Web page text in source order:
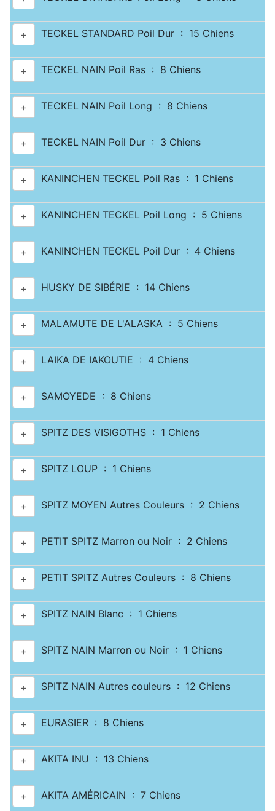
+ TECKEL STANDARD Poil Dur : 15 Chiens
+ TECKEL NAIN Poil Ras : 8 Chiens
+ TECKEL NAIN Poil Long : 8 Chiens
+ TECKEL NAIN Poil Dur : 3 Chiens
+ KANINCHEN TECKEL Poil Ras : 1 Chiens
+ KANINCHEN TECKEL Poil Long : 5 Chiens
+ KANINCHEN TECKEL Poil Dur : 4 Chiens
+ HUSKY DE SIBÉRIE : 14 Chiens
+ MALAMUTE DE L'ALASKA : 5 Chiens
+ LAIKA DE IAKOUTIE : 4 Chiens
+ SAMOYEDE : 8 Chiens
+ SPITZ DES VISIGOTHS : 1 Chiens
+ SPITZ LOUP : 1 Chiens
+ SPITZ MOYEN Autres Couleurs : 2 Chiens
+ PETIT SPITZ Marron ou Noir : 2 Chiens
+ PETIT SPITZ Autres Couleurs : 8 Chiens
+ SPITZ NAIN Blanc : 1 Chiens
+ SPITZ NAIN Marron ou Noir : 1 Chiens
+ SPITZ NAIN Autres couleurs : 12 Chiens
+ EURASIER : 8 Chiens
+ AKITA INU : 13 Chiens
+ AKITA AMÉRICAIN : 7 Chiens